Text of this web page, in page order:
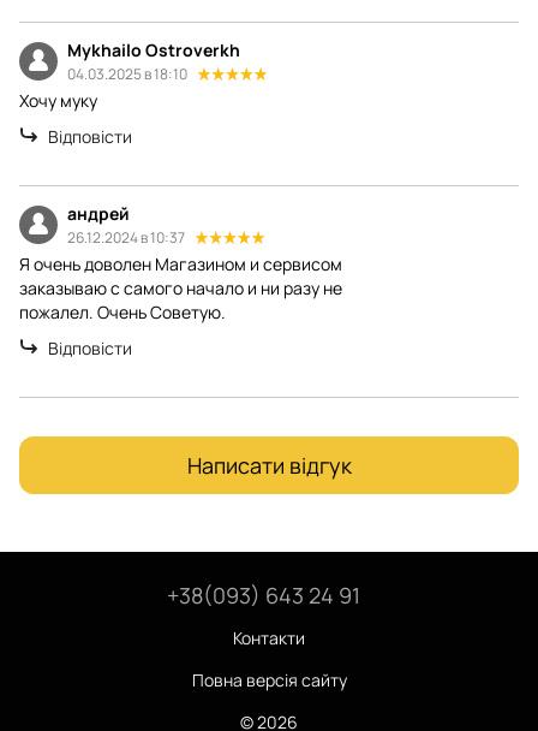
Mykhailo Ostroverkh
04.03.2025 в 18:10
Хочу муку
Відповісти
андрей
26.12.2024 в 10:37
Я очень доволен Магазином и сервисом
заказываю с самого начало и ни разу не
пожалел. Очень Советую.
Відповісти
Написати відгук
+38(093) 643 24 91
Контакти
Повна версія сайту
© 2026